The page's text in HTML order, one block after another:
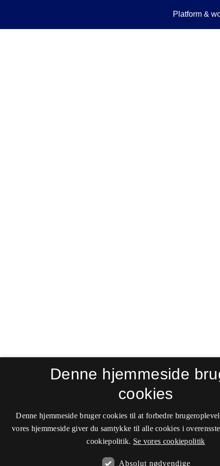
Denne hjemmeside
cookies
Denne hjemmeside bruger cookies til at forbedre
vores hjemmeside giver du samtykke til alle cookies i
cookiepolitik. Se vores cookiepolitik
Absolut nødvendige